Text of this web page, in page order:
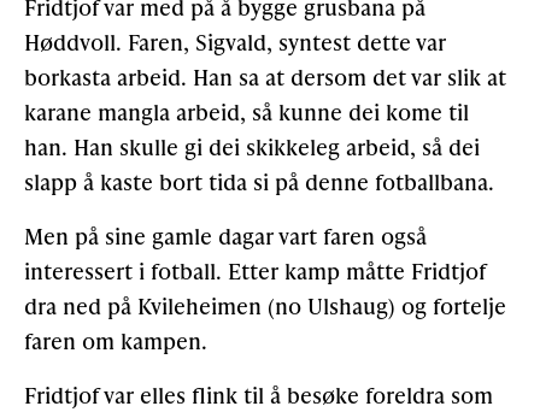
Fridtjof var med på å bygge grusbana på
Høddvoll. Faren, Sigvald, syntest dette var
borkasta arbeid. Han sa at dersom det var slik at
karane mangla arbeid, så kunne dei kome til
han. Han skulle gi dei skikkeleg arbeid, så dei
slapp å kaste bort tida si på denne fotballbana.
Men på sine gamle dagar vart faren også
interessert i fotball. Etter kamp måtte Fridtjof
dra ned på Kvileheimen (no Ulshaug) og fortelje
faren om kampen.
Fridtjof var elles flink til å besøke foreldra som